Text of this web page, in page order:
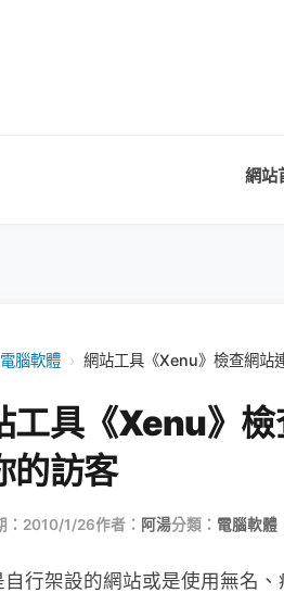
網站
電腦軟體 › 網站工具《Xenu》檢查網站
工具《Xenu》
的訪客
：2010/1/26作者： 阿湯分類： 電腦軟體
自行架設的網站或是使用無名